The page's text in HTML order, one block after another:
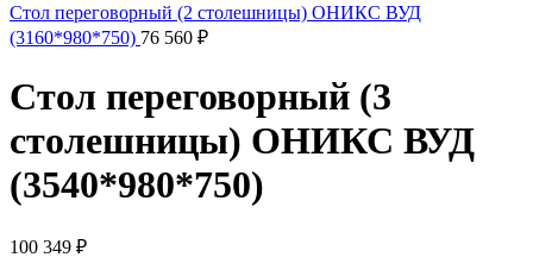
Стол переговорный (2 столешницы) ОНИКС ВУД
(3160*980*750) 76 560 ₽
Стол переговорный (3
столешницы) ОНИКС ВУД
(3540*980*750)
100 349 ₽